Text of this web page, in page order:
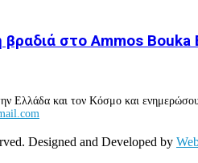
στο Ammos Bouka
Ελλάδα και τον Κόσμο και ενημερώσου
Designed and Developed by